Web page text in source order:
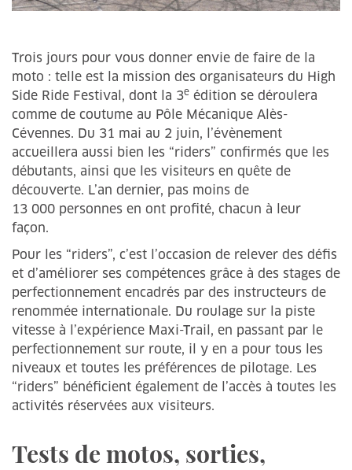
Trois jours pour vous donner envie de faire de la
moto : telle est la mission des organisateurs du High
Side Ride Festival, dont la 3e édition se déroulera
comme de coutume au Pôle Mécanique Alès-
Cévennes. Du 31 mai au 2 juin, l’évènement
accueillera aussi bien les “riders” confirmés que les
débutants, ainsi que les visiteurs en quête de
découverte. L’an dernier, pas moins de
13 000 personnes en ont profité, chacun à leur
façon.
Pour les “riders”, c’est l’occasion de relever des défis
et d’améliorer ses compétences grâce à des stages de
perfectionnement encadrés par des instructeurs de
renommée internationale. Du roulage sur la piste
vitesse à l’expérience Maxi-Trail, en passant par le
perfectionnement sur route, il y en a pour tous les
niveaux et toutes les préférences de pilotage. Les
“riders” bénéficient également de l’accès à toutes les
activités réservées aux visiteurs.
Tests de motos, sorties,